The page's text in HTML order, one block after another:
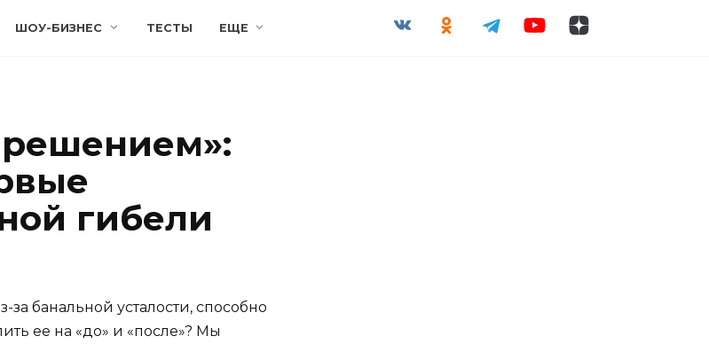
ШОУ-БИЗНЕС ТЕСТЫ ЕЩЕ
решением»:
гибели
банальной усталости, способно
ее на «до» и «после»? Мы